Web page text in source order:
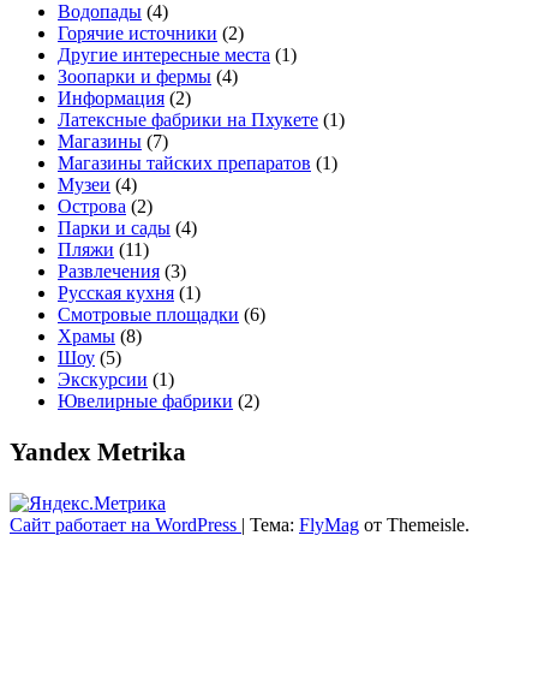
Водопады (4)
Горячие источники (2)
Другие интересные места (1)
Зоопарки и фермы (4)
Информация (2)
Латексные фабрики на Пхукете (1)
Магазины (7)
Магазины тайских препаратов (1)
Музеи (4)
Острова (2)
Парки и сады (4)
Пляжи (11)
Развлечения (3)
Русская кухня (1)
Смотровые площадки (6)
Храмы (8)
Шоу (5)
Экскурсии (1)
Ювелирные фабрики (2)
Yandex Metrika
Сайт работает на WordPress | Тема: FlyMag от Themeisle.